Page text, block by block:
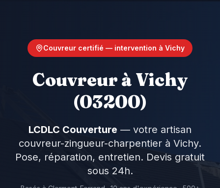
Couvreur certifié — intervention à Vichy
Couvreur à Vichy
(03200)
LCDLC Couverture — votre artisan
couvreur-zingueur-charpentier à Vichy.
Pose, réparation, entretien. Devis gratuit
sous 24h.